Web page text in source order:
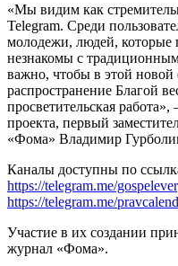
«Мы видим как
Telegram. Среди
молодежи, людей,
незнакомы с
важно, чтобы в этой новой
распространение Благой
просветительская
проекта, первый
«Фома» Владимир
Каналы доступны по
https://telegram.me/
https://telegram.me/
Участие в их создании
журнал «Фома».